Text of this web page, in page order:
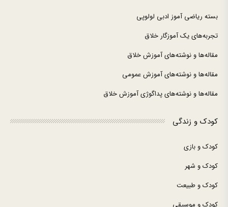
بسته ریاضی آموز ادبی لولوپی
تجربه‌های یک آموزگار خلاق
مقاله‌ها و نوشته‌های آموزش خلاق
مقاله‌ها و نوشته‌های آموزش عمومی
مقاله‌ها و نوشته‌های پداگوژی آموزش خلاق
کودک و زندگی
کودک و بازی
کودک و شهر
کودک و طبیعت
کودک و موسیقی